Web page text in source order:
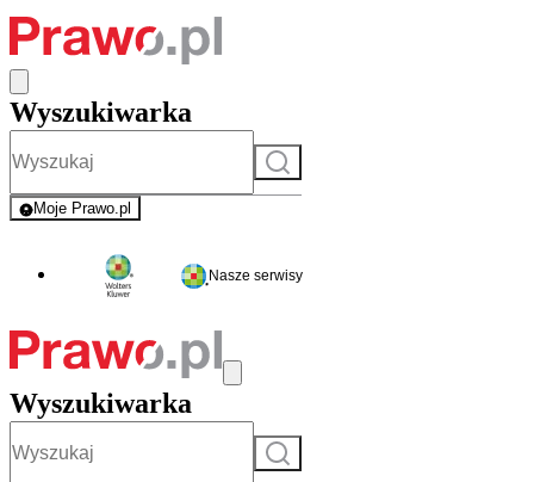
Wyszukiwarka
Szukaj
Moje Prawo.pl
- rejestracja i logowanie do serwisu
Nasze serwisy
Wyszukiwarka
Szukaj